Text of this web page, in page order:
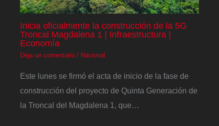
Inicia oficialmente la construcción de la 5G
Troncal Magdalena 1 | Infraestructura |
Economía
Deja un comentario / Nacional
Este lunes se firmó el acta de inicio de la fase de
construcción del proyecto de Quinta Generación de
la Troncal del Magdalena 1, que…